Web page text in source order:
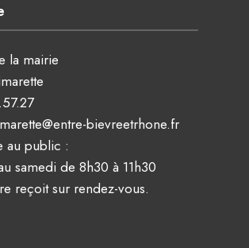
la mairie
bievreetrhone.fr
au public :
samedi de 8h30 à 11h30
reçoit sur rendez-vous.